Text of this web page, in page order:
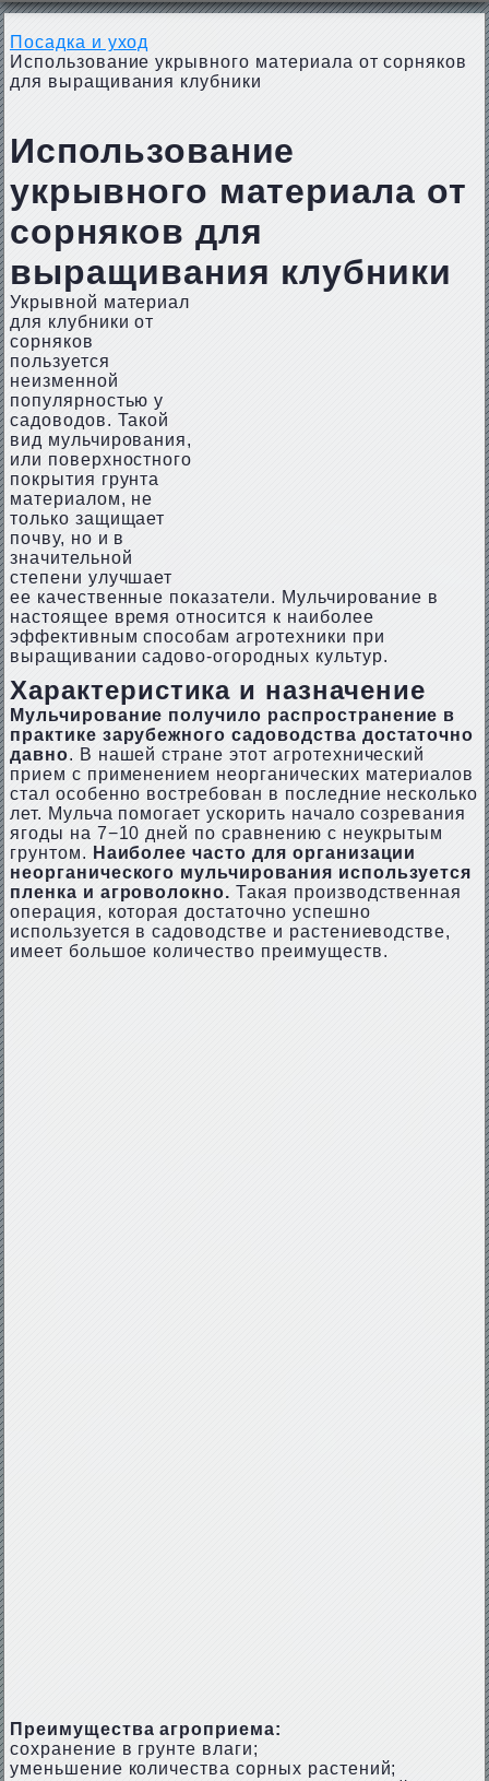
Посадка и уход
Использование укрывного материала от сорняков
для выращивания клубники
Использование
укрывного материала от
сорняков для
выращивания клубники
Укрывной материал
для клубники от
сорняков
пользуется
неизменной
популярностью у
садоводов. Такой
вид мульчирования,
или поверхностного
покрытия грунта
материалом, не
только защищает
почву, но и в
значительной
степени улучшает
ее качественные показатели. Мульчирование в
настоящее время относится к наиболее
эффективным способам агротехники при
выращивании садово-огородных культур.
Характеристика и назначение
Мульчирование получило распространение в
практике зарубежного садоводства достаточно
давно. В нашей стране этот агротехнический
прием с применением неорганических материалов
стал особенно востребован в последние несколько
лет. Мульча помогает ускорить начало созревания
ягоды на 7−10 дней по сравнению с неукрытым
грунтом. Наиболее часто для организации
неорганического мульчирования используется
пленка и агроволокно. Такая производственная
операция, которая достаточно успешно
используется в садоводстве и растениеводстве,
имеет большое количество преимуществ.
Преимущества агроприема:
сохранение в грунте влаги;
уменьшение количества сорных растений;